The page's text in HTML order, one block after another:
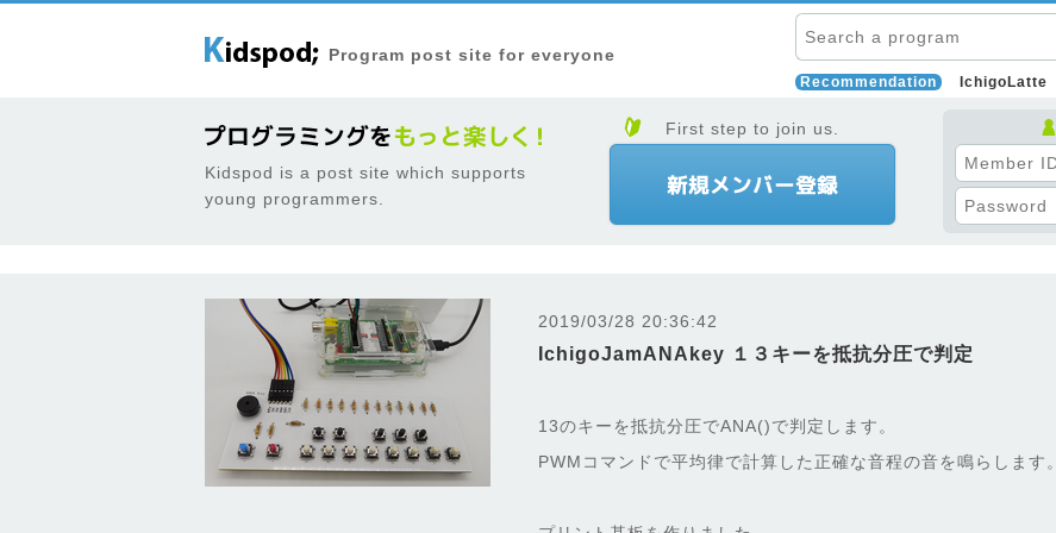
Program post site for everyone
Recommendation IchigoLatte
Kidspod is a post site which supports
young programmers.
First step to join us.
2019/03/28 20:36:42
IchigoJamANAkey １３キーを抵抗分圧で判定
13のキーを抵抗分圧でANA()で判定します。
PWMコマンドで平均律で計算した正確な音程の音を鳴らします。